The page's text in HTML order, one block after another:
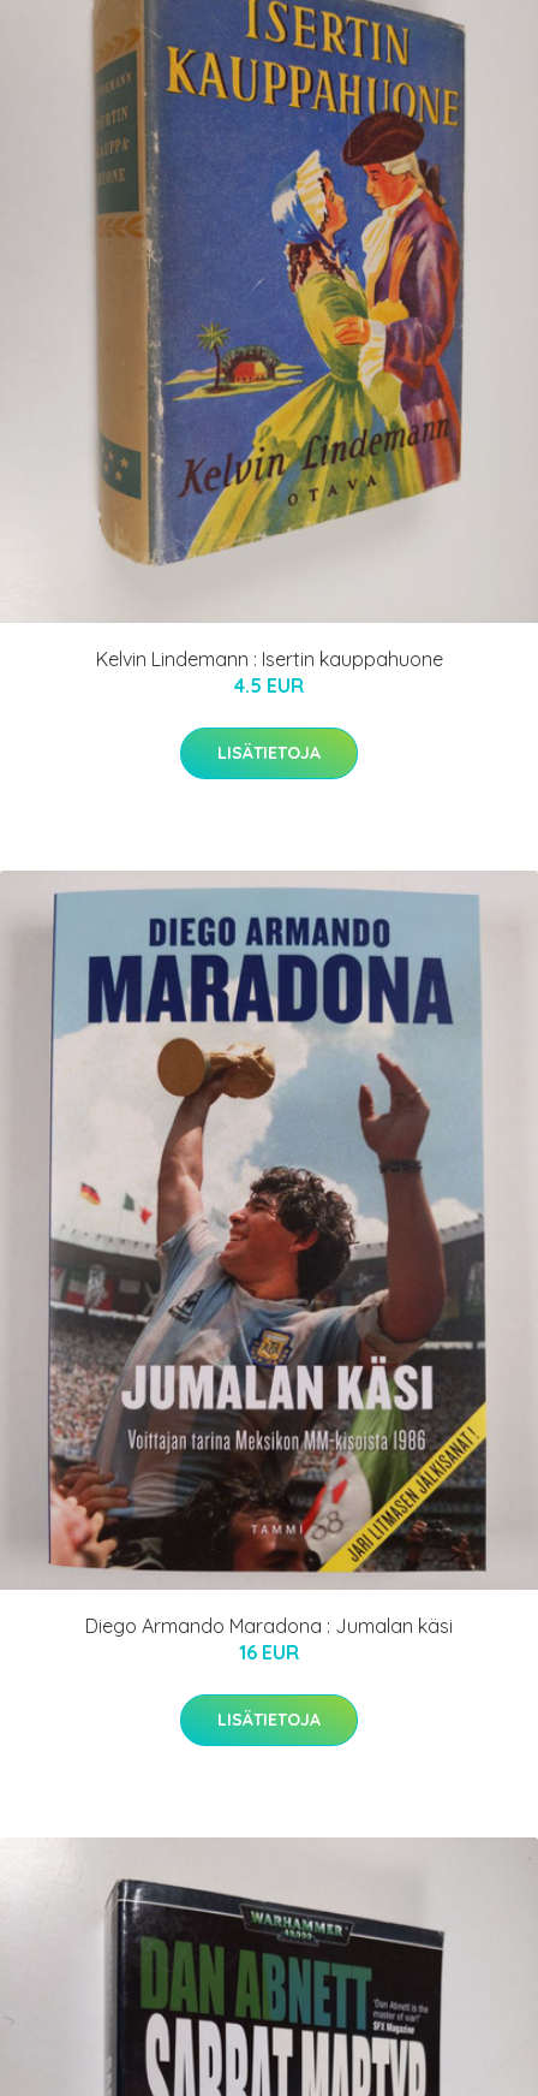
Kelvin Lindemann : Isertin kauppahuone
4.5 EUR
LISÄTIETOJA
Diego Armando Maradona : Jumalan käsi
16 EUR
LISÄTIETOJA